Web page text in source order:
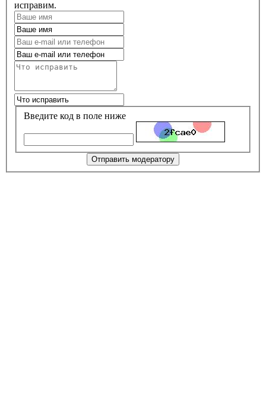
исправим.
Введите код в поле ниже
Отправить модератору